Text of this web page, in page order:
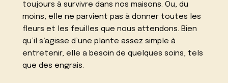
toujours à survivre dans nos maisons. Ou, du
moins, elle ne parvient pas à donner toutes les
fleurs et les feuilles que nous attendons. Bien
qu’il s’agisse d’une plante assez simple à
entretenir, elle a besoin de quelques soins, tels
que des engrais.